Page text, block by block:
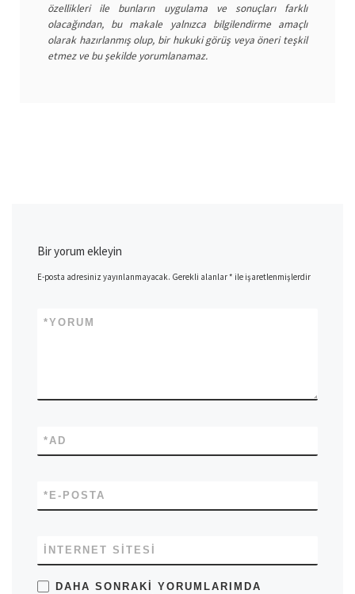
özellikleri ile bunların uygulama ve sonuçları farklı
olacağından, bu makale yalnızca bilgilendirme amaçlı
olarak hazırlanmış olup, bir hukuki görüş veya öneri teşkil
etmez ve bu şekilde yorumlanamaz.
Bir yorum ekleyin
E-posta adresiniz yayınlanmayacak. Gerekli alanlar* ile işaretlenmişlerdir
YORUM
*
AD
*
E-POSTA
*
İNTERNET SITESI
DAHA SONRAKI YORUMLARIMDA